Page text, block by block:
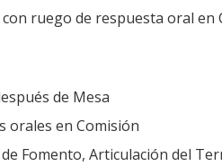
ruego de respuesta oral en
de Mesa
orales en Comisión
Fomento, Articulación del